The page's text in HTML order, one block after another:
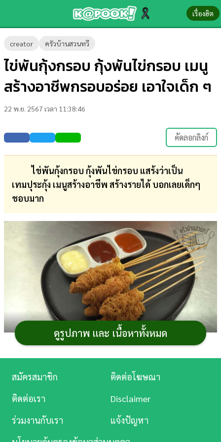
เรื่องฮิต
creator ครัวบ้านสวนทวี
ไข่พันกุ้งกรอบ กุ้งพันไข่กรอบ เมนู
สร้างอาชีพกรอบอร่อย เอาใจเด็ก ๆ
22 พ.ย. 2567 เวลา 11:38:46
คัดลอกลิงก์
ไข่พันกุ้งกรอบ กุ้งพันไข่กรอบ แสร้งว่าเป็น
เทมปุระกุ้ง เมนูสร้างอาชีพ สร้างรายได้ บอกเลยเด็กๆ
ชอบมาก
ส่วนประกอบ
กุ้ง (Size ขนาดตามต้องการ) 15 ตัว
ไม้สำหรับเสียบ
ไข่ไก่ 3 ฟอง
น้ำ 80-100 มิลลิลิตร
ดูรูปภาพ และ เนื้อหาทั้งหมด
ข่าว-
ความ
รู้
บันเทิง
ตรวจ
หวย
ผล
บอล
สด
บันเทิง
ดู
Music
สมัครสมาชิก
ติดต่อโฆษณา
ติดต่อเรา
Disclaimer
ร่วมงานกับเรา
แจ้งปัญหา